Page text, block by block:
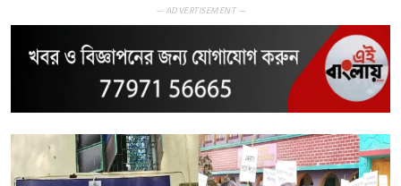
— ADVERTISEMENT —